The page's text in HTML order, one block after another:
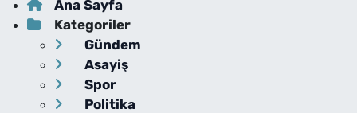
Ana Sayfa
Kategoriler
Gündem
Asayiş
Spor
Politika